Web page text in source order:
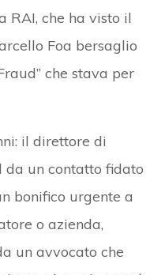
che ha visto il
Foa bersaglio
che stava per
il direttore di
da un contatto fidato
bonifico urgente a
o azienda,
un avvocato che